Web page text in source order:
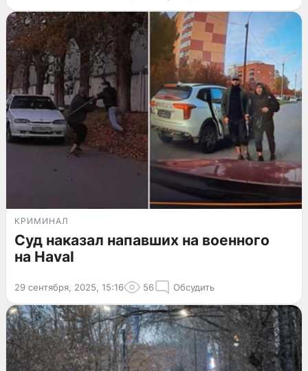
КРИМИНАЛ
Суд наказал напавших на военного
на Haval
29 сентября, 2025, 15:16 56 Обсудить